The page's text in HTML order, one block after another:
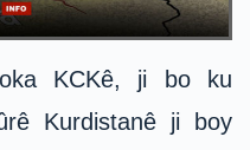
KCKê, ji bo ku
Kurdistanê ji boy